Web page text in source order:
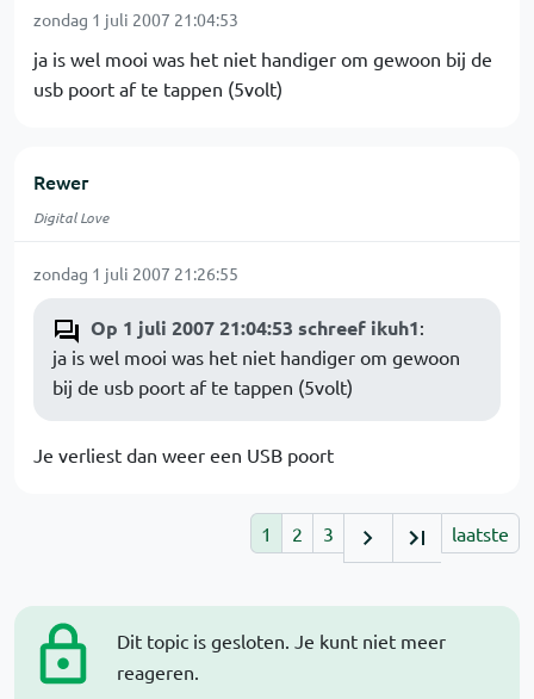
Dit topic is gesloten. Je kunt niet meer
reageren.
zondag 1 juli 2007 21:04:53
ja is wel mooi was het niet handiger om gewoon bij de
usb poort af te tappen (5volt)
Rewer
Digital Love
zondag 1 juli 2007 21:26:55
Op 1 juli 2007 21:04:53 schreef ikuh1:
ja is wel mooi was het niet handiger om gewoon
bij de usb poort af te tappen (5volt)
Je verliest dan weer een USB poort
1 2 3 laatste